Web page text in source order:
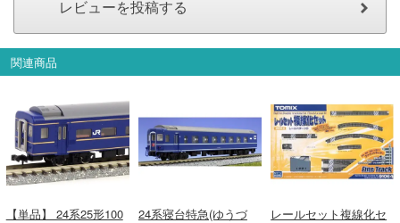
レビューについて
© 2026 Mid Japan, Inc.
関連商品
【単品】 24系25形100
24系寝台特急(ゆうづ
レールセット複線化セ